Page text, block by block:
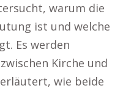
warum die
ist und welche
Es werden
Kirche und
wie beide